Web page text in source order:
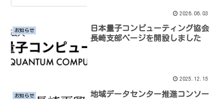
2026.06.03
お知らせ
日本量子コンピューティング協会
長崎支部ページを開設しました
2025.12.15
お知らせ
地域データセンター推進コンソー